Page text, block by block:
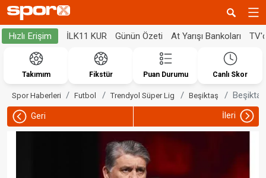
Hızlı Erişim İLK11 KUR Günün Özeti At Yarışı Bankoları
Takımım Fikstür Puan Durumu Canlı Skor
Spor Haberleri Futbol Trendyol Süper Lig Beşiktaş
Geri İleri